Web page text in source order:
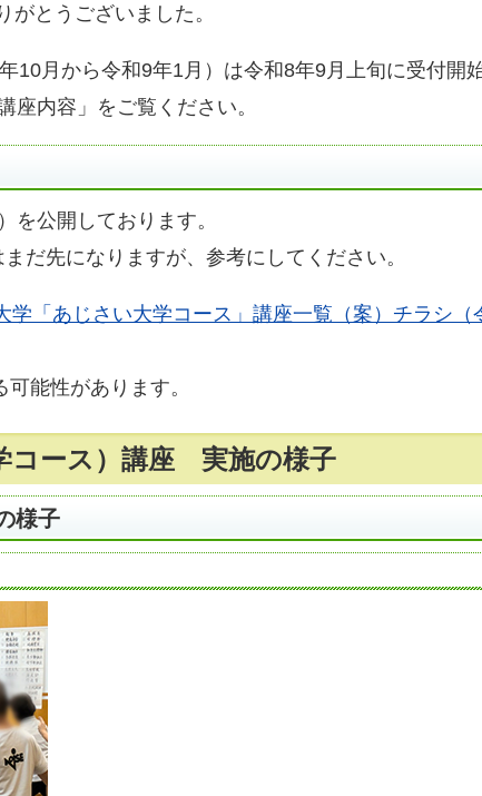
とうございました。
10月から令和9年1月）は令和8年9月上旬に受付開
座内容」をご覧ください。
を公開しております。
だ先になりますが、参考にしてください。
「あじさい大学コース」講座一覧（案）チラシ（
能性があります。
コース）講座 実施の様子
様子